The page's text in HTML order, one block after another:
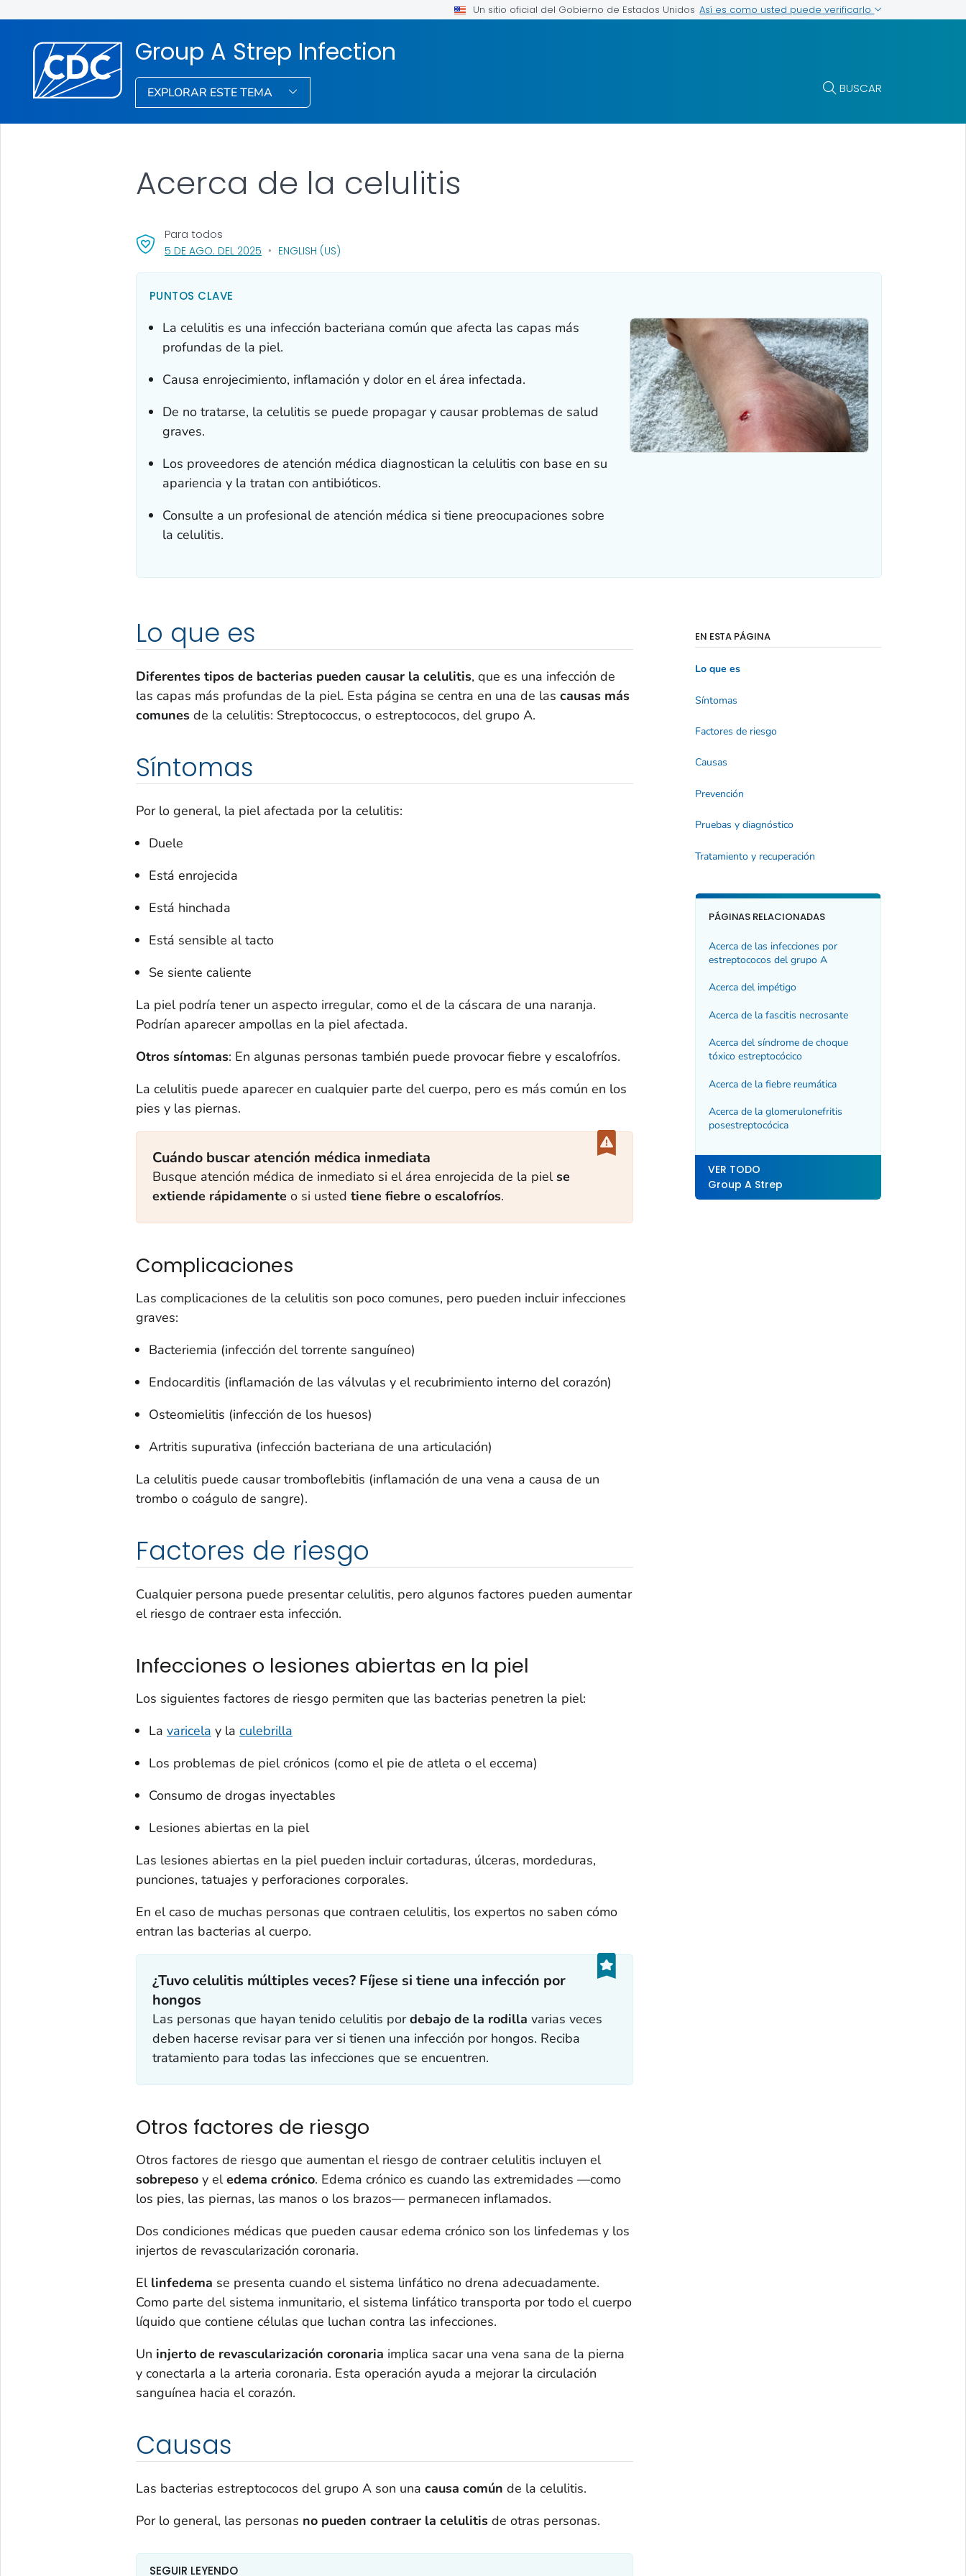
Un sitio oficial del Gobierno de Estados Unidos Así es como usted puede verificarlo
Group A Strep Infection
EXPLORAR ESTE TEMA BUSCAR
Acerca de la celulitis
5 DE AGO. DEL 2025, VISIT LINK FOR DETAILS.
ENGLISH (US)
Para todos
PUNTOS CLAVE
La celulitis es una infección bacteriana común que afecta las capas más
profundas de la piel.
Causa enrojecimiento, inflamación y dolor en el área infectada.
De no tratarse, la celulitis se puede propagar y causar problemas de salud
graves.
Los proveedores de atención médica diagnostican la celulitis con base en su
apariencia y la tratan con antibióticos.
Consulte a un profesional de atención médica si tiene preocupaciones sobre
la celulitis.
Lo que es
Diferentes tipos de bacterias pueden causar la celulitis, que es una infección de
las capas más profundas de la piel. Esta página se centra en una de las causas más
comunesde la celulitis: Streptococcus, o estreptococos, del grupo A.
Síntomas
Por lo general, la piel afectada por la celulitis:
Duele
Está enrojecida
Está hinchada
Está sensible al tacto
Se siente caliente
La piel podría tener un aspecto irregular, como el de la cáscara de una naranja.
Podrían aparecer ampollas en la piel afectada.
Otros síntomas: En algunas personas también puede provocar fiebre y escalofríos.
La celulitis puede aparecer en cualquier parte del cuerpo, pero es más común en los
pies y las piernas.
Cuándo buscar atención médica inmediata
Busque atención médica de inmediato si el área enrojecida de la pielse
extiende rápidamente o si ustedtiene fiebre o escalofríos.
Complicaciones
Las complicaciones de la celulitis son poco comunes, pero pueden incluir infecciones
graves:
Bacteriemia (infección del torrente sanguíneo)
Endocarditis (inflamación de las válvulas y el recubrimiento interno del corazón)
Osteomielitis (infección de los huesos)
Artritis supurativa (infección bacteriana de una articulación)
La celulitis puede causar tromboflebitis (inflamación de una vena a causa de un
trombo o coágulo de sangre).
Factores de riesgo
Cualquier persona puede presentar celulitis, pero algunos factores pueden aumentar
el riesgo de contraer esta infección.
Infecciones o lesiones abiertas en la piel
Los siguientes factores de riesgo permiten que las bacterias penetren la piel:
La varicela y la culebrilla
Los problemas de piel crónicos (como el pie de atleta o el eccema)
Consumo de drogas inyectables
Lesiones abiertas en la piel
Las lesiones abiertas en la piel pueden incluir cortaduras, úlceras, mordeduras,
punciones, tatuajes y perforaciones corporales.
En el caso de muchas personas que contraen celulitis, los expertos no saben cómo
entran las bacterias al cuerpo.
¿Tuvo celulitis múltiples veces? Fíjese si tiene una infección por
hongos
Las personas que hayan tenido celulitis pordebajo de la rodilla varias veces
deben hacerse revisar para ver si tienen una infección por hongos. Reciba
tratamiento para todas las infecciones que se encuentren.
Otros factores de riesgo
Otros factores de riesgo que aumentan el riesgo de contraer celulitis incluyen el
sobrepesoy eledema crónico. Edema crónico es cuando las extremidades —como
los pies, las piernas, las manos o los brazos— permanecen inflamados.
Dos condiciones médicas que pueden causar edema crónico son los linfedemas y los
injertos de revascularización coronaria.
El linfedema se presenta cuando el sistema linfático no drena adecuadamente.
Como parte del sistema inmunitario, el sistema linfático transporta por todo el cuerpo
líquido que contiene células que luchan contra las infecciones.
Un injerto de revascularización coronaria implica sacar una vena sana de la pierna
y conectarla a la arteria coronaria. Esta operación ayuda a mejorar la circulación
sanguínea hacia el corazón.
Causas
Las bacterias estreptococos del grupo A son una causa común de la celulitis.
Por lo general, las personas no pueden contraer la celulitisde otras personas.
SEGUIR LEYENDO
EN ESTA PÁGINA
Lo que es
Síntomas
Factores de riesgo
Causas
Prevención
Pruebas y diagnóstico
Tratamiento y recuperación
PÁGINAS RELACIONADAS
Acerca de las infecciones por
estreptococos del grupo A
Acerca del impétigo
Acerca de la fascitis necrosante
Acerca del síndrome de choque
tóxico estreptocócico
Acerca de la fiebre reumática
Acerca de la glomerulonefritis
posestreptocócica
VER TODO
Group A Strep